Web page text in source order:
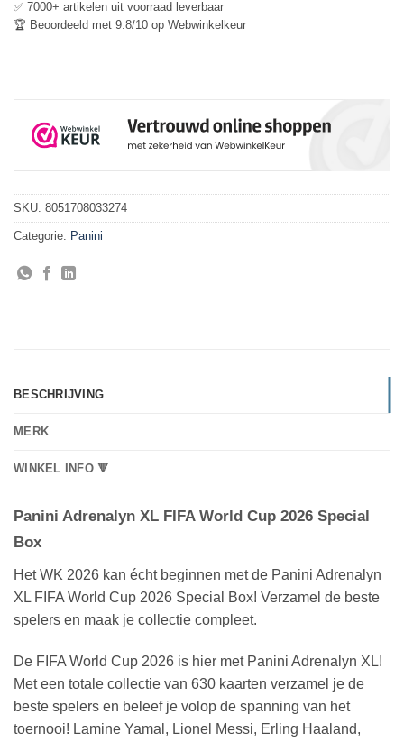
✅ 7000+ artikelen uit voorraad leverbaar
🏆 Beoordeeld met 9.8/10 op Webwinkelkeur
SKU: 8051708033274
Categorie: Panini
BESCHRIJVING
MERK
WINKEL INFO 🔻
Panini Adrenalyn XL FIFA World Cup 2026 Special
Box
Het WK 2026 kan écht beginnen met de Panini Adrenalyn
XL FIFA World Cup 2026 Special Box! Verzamel de beste
spelers en maak je collectie compleet.
De FIFA World Cup 2026 is hier met Panini Adrenalyn XL!
Met een totale collectie van 630 kaarten verzamel je de
beste spelers en beleef je volop de spanning van het
toernooi! Lamine Yamal, Lionel Messi, Erling Haaland,